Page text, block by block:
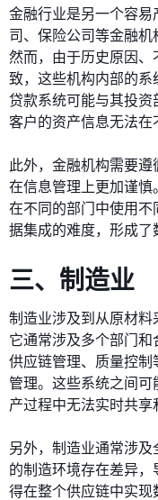
金融行业是另一个容
司、保险公司等金融机
然而，由于历史原因
致，这些机构内部的
贷款系统可能与其投
客户的资产信息无法在
此外，金融机构需要
在信息管理上更加谨
在不同的部门中使用
据集成的难度，形成了
三、制造业
制造业涉及到从原材料
它通常涉及多个部门和
供应链管理、质量控
管理。这些系统之间
产过程中无法实时共享
另外，制造业通常涉
的制造环境存在差异
得在整个供应链中实